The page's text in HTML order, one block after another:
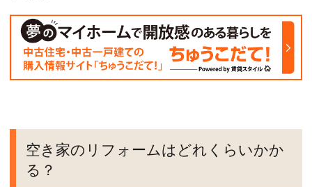
空き家のリフォームはどれくらいかか
る？